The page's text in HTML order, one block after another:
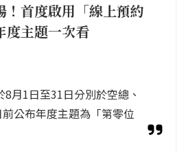
首度啟用「線上預約
度主題一次看
月1日至31日分別於空總、
公布年度主題為「第零位